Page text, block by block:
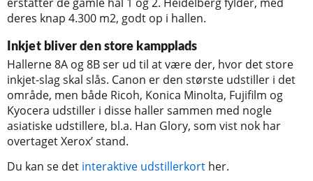
deres knap 4.300 m2, godt op i hallen.
Inkjet bliver den store kampplads
Hallerne 8A og 8B ser ud til at være der, hvor det store
inkjet-slag skal slås. Canon er den største udstiller i det
område, men både Ricoh, Konica Minolta, Fujifilm og
Kyocera udstiller i disse haller sammen med nogle
asiatiske udstillere, bl.a. Han Glory, som vist nok har
overtaget Xerox’ stand.
Du kan se det interaktive udstillerkort her.